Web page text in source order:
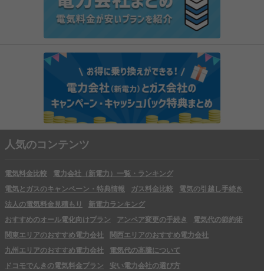
人気のコンテンツ
電気料金比較
電力会社（新電力）一覧・ランキング
電気とガスのキャンペーン・特典情報
ガス料金比較
電気の引越し手続き
法人の電気料金見積もり
新電力ランキング
おすすめのオール電化向けプラン
アンペア変更の手続き
電気代の節約術
関東エリアのおすすめ電力会社
関西エリアのおすすめ電力会社
九州エリアのおすすめ電力会社
電気代の高騰について
ドコモでんきの電気料金プラン
安い電力会社の選び方